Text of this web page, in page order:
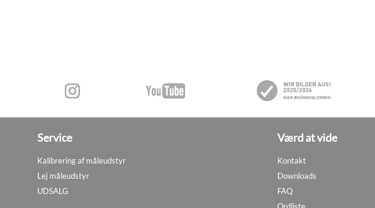
Service
Kalibrering af måleudstyr
Lej måleudstyr
UDSALG
Værd at vide
Kontakt
Downloads
FAQ